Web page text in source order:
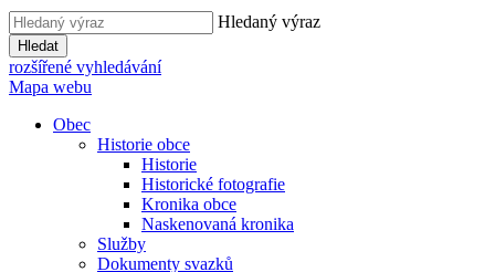
Hledaný výraz
Hledat
rozšířené vyhledávání
Mapa webu
Obec
Historie obce
Historie
Historické fotografie
Kronika obce
Naskenovaná kronika
Služby
Dokumenty svazků